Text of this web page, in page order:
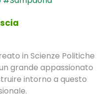
in Scienze Politiche
grande appassionato
intorno a questo